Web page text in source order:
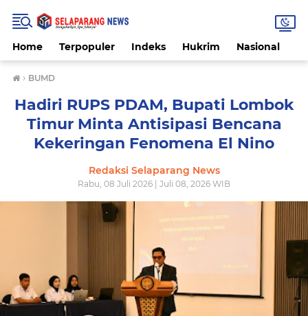
Home Terpopuler Indeks Hukrim Nasional
› BUMD
Hadiri RUPS PDAM, Bupati Lombok
Timur Minta Antisipasi Bencana
Kekeringan Fenomena El Nino
Redaksi Selaparang News
Rabu, 08 Juli 2026 | Juli 08, 2026 WIB